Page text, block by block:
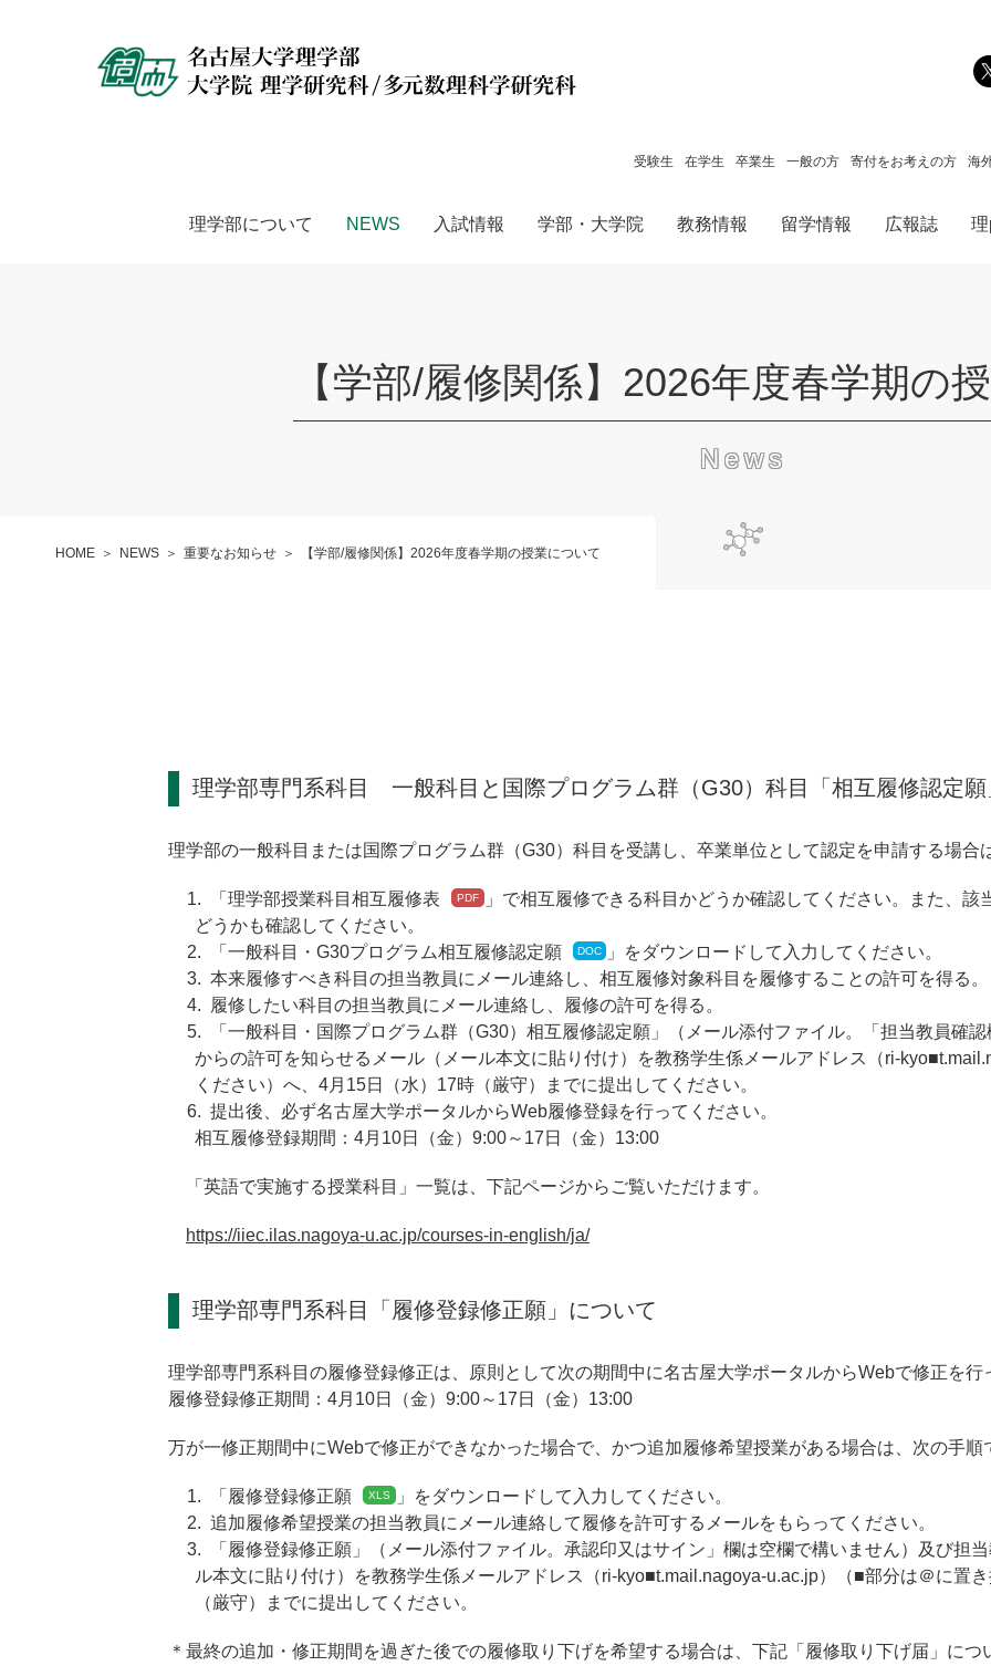
受験生 在学生 卒業生 一般の方 寄付をお考えの方 海
理学部について NEWS 入試情報 学部・大学院 教務情報 留学情報 広報誌
【学部/履修関係】2026年度春学期の
News
HOME NEWS 重要なお知らせ 【学部/履修関係】2026年度春学期の授業について
理学部専門系科目 一般科目と国際プログラム群（G30）科目「相互履修認定
理学部の一般科目または国際プログラム群（G30）科目を受講し、卒業単位として認定を申請する場合
「 理学部授業科目相互履修表
」で相互履修できる科目かどうか確認してください。また、
どうかも確認してください。
「 一般科目・G30プログラム相互履修認定願
」をダウンロードして入力してください。
本来履修すべき科目の担当教員にメール連絡し、相互履修対象科目を履修することの許可を得る。
履修したい科目の担当教員にメール連絡し、履修の許可を得る。
「一般科目・国際プログラム群（G30）相互履修認定願」（メール添付ファイル。「担当教員確
からの許可を知らせるメール（メール本文に貼り付け）を教務学生係メールアドレス（ri-
ください）へ、4月15日（水）17時（厳守）までに提出してください。
提出後、必ず名古屋大学ポータルからWeb履修登録を行ってください。
相互履修登録期間：4月10日（金）9:00～17日（金）13:00
「英語で実施する授業科目」一覧は、下記ページからご覧いただけます。
https://iiec.ilas.nagoya-u.ac.jp/courses-in-english/ja/
理学部専門系科目「履修登録修正願」について
理学部専門系科目の履修登録修正は、原則として次の期間中に名古屋大学ポータルからWebで修正を行
履修登録修正期間：4月10日（金）9:00～17日（金）13:00
万が一修正期間中にWebで修正ができなかった場合で、かつ追加履修希望授業がある場合は、次の手順
「 履修登録修正願
」をダウンロードして入力してください。
追加履修希望授業の担当教員にメール連絡して履修を許可するメールをもらってください。
「履修登録修正願」（メール添付ファイル。承認印又はサイン」欄は空欄で構いません）及び担
ル本文に貼り付け）を教務学生係メールアドレス（ri-kyo■t.mail.nagoya-u.ac.jp）（■部分は＠に置
（厳守）までに提出してください。
＊最終の追加・修正期間を過ぎた後での履修取り下げを希望する場合は、下記「履修取り下げ届」につ